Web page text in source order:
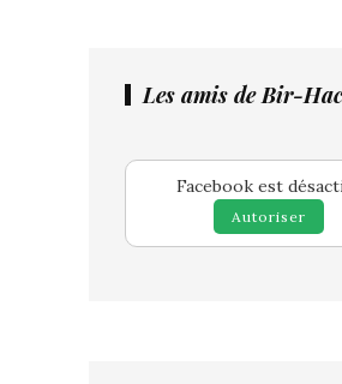
Les amis de Bir-
Facebook est
Autoriser